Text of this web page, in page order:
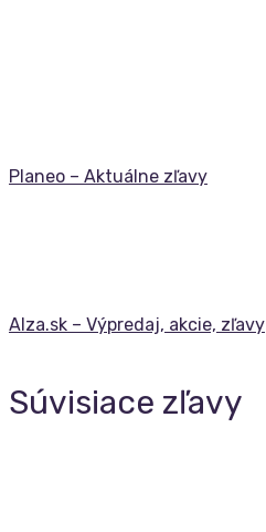
Planeo – Aktuálne zľavy
Alza.sk – Výpredaj, akcie, zľavy
Súvisiace zľavy